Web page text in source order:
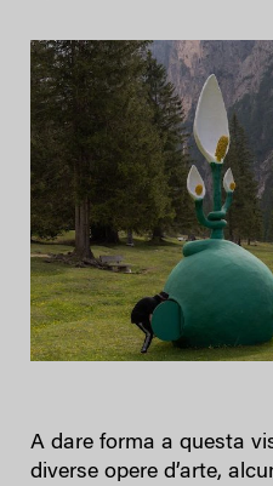
A dare forma a questa
diverse opere d’arte,